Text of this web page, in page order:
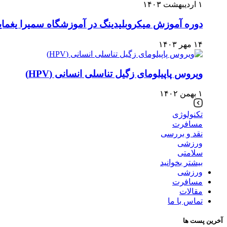
۱ اردیبهشت ۱۴۰۳
دوره آموزش میکروبلیدینگ در آموزشگاه سمیرا
۱۴ مهر ۱۴۰۳
ویروس پاپیلومای زگیل تناسلی انسانی (HPV)
۱ بهمن ۱۴۰۲
تکنولوژی
مسافرت
نقد و بررسی
ورزشی
سلامتی
بیشتر بخوانید
ورزشی
مسافرت
مقالات
تماس با ما
آخرین پست ها